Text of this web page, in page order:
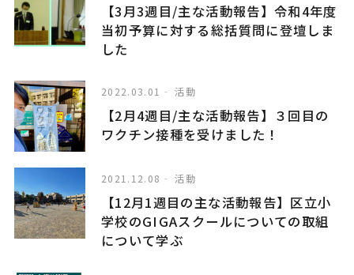
【3月3週目/主な活動報告】令和4年度
当初予算に対する総括質問に登壇しま
した
2022.03.01 活動
【2月4週目/主な活動報告】３回目の
ワクチン接種を受けました！
2021.12.08 活動
【12月1週目の主な活動報告】区立小
学校のGIGAスクールについての取組
について学ぶ